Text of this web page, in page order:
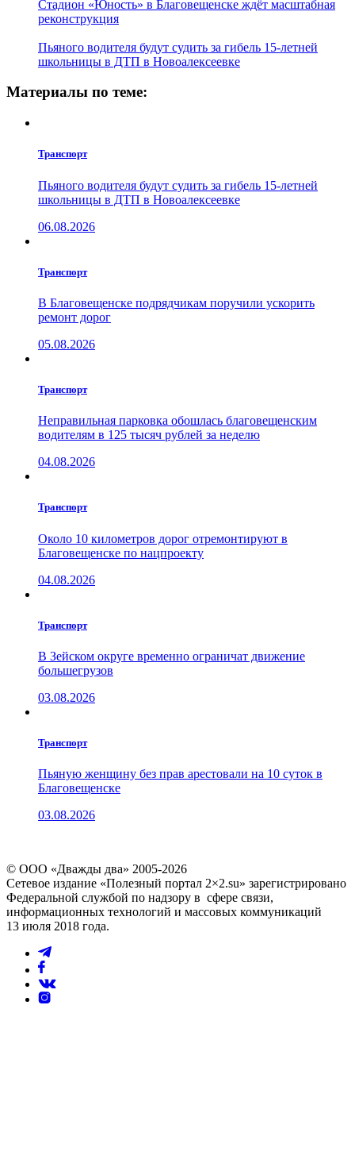
Стадион «Юность» в Благовещенске ждёт масштабная
реконструкция
Пьяного водителя будут судить за гибель 15-летней
школьницы в ДТП в Новоалексеевке
Материалы по теме:
Транспорт
Пьяного водителя будут судить за гибель 15-летней
школьницы в ДТП в Новоалексеевке
06.08.2026
Транспорт
В Благовещенске подрядчикам поручили ускорить
ремонт дорог
05.08.2026
Транспорт
Неправильная парковка обошлась благовещенским
водителям в 125 тысяч рублей за неделю
04.08.2026
Транспорт
Около 10 километров дорог отремонтируют в
Благовещенске по нацпроекту
04.08.2026
Транспорт
В Зейском округе временно ограничат движение
большегрузов
03.08.2026
Транспорт
Пьяную женщину без прав арестовали на 10 суток в
Благовещенске
03.08.2026
© ООО «Дважды два» 2005-2026
Сетевое издание «Полезный портал 2×2.su» зарегистрировано
Федеральной службой по надзору в сфере связи,
информационных технологий и массовых коммуникаций
13 июля 2018 года.